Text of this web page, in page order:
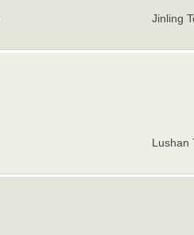
Jinling
Lushan